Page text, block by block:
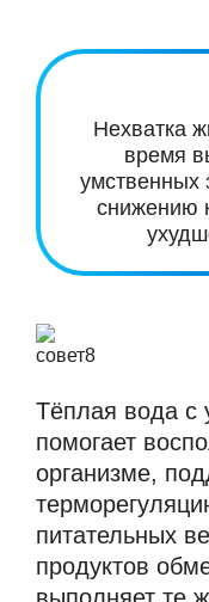
Тёплая вода с
помогает
организме,
питательных
продуктов
Нехватка
время
умственных
снижению